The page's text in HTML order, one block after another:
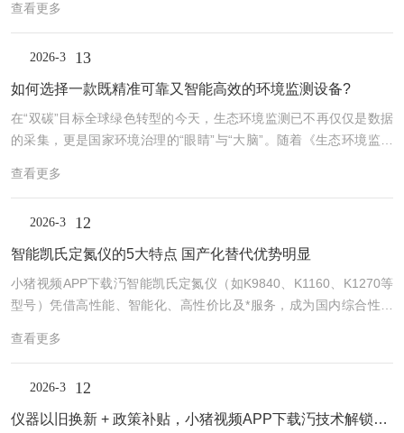
环境监测网络，水质监测、重金属检测等细分领域市场规模突破千亿
代加速，共同推动行业迈向智能化、集成化新阶段。二、品牌实力：
小猪视频APP下载汅技术——环境监测领域的“技术者”​小猪视频APP
业的企业，专...
查看更多
2026-3 13
如何选择一款既精准可靠又智能高效的环境监测设备?
在“双碳”目标全球绿色转型的今天，生态环境监测已不再仅仅是数据
的采集，更是国家环境治理的“眼睛”与“大脑”。随着《生态环境监测
正在加速成型。面对日益复杂的污染形态和严苛的监管要求，如何选
未来技术集团股份有限公司（简称“小猪视频APP下载汅技术”），以
其深厚的技术积淀与创新的产品矩阵，为环境监测领域提供着强有力
境监测行业正...
查看更多
2026-3 12
智能凯氏定氮仪的5大特点 国产化替代优势明显
小猪视频APP下载汅智能凯氏定氮仪（如K9840、K1160、K1270等
型号）凭借高性能、智能化、高性价比及*服务，成为国内综合性实
述：一、核心技术性能：精准稳定，满足专业检测需求小猪视频APP
的准确性与重复性：高回收率与低重复性误差：K9840、K1160等型
号的氮回收率均≥99.5%，重复性误差（RSD）≤0.5%，符合GB/T33
查看更多
2026-3 12
仪器以旧换新 + 政策补贴，小猪视频APP下载汅技术解锁高校科研自主可控新路径